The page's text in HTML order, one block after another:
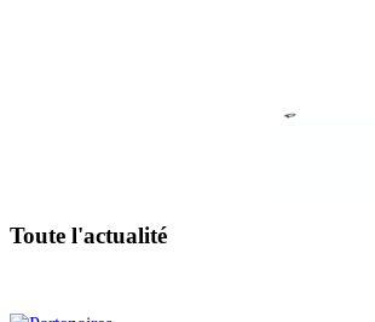
Toute l'actualité